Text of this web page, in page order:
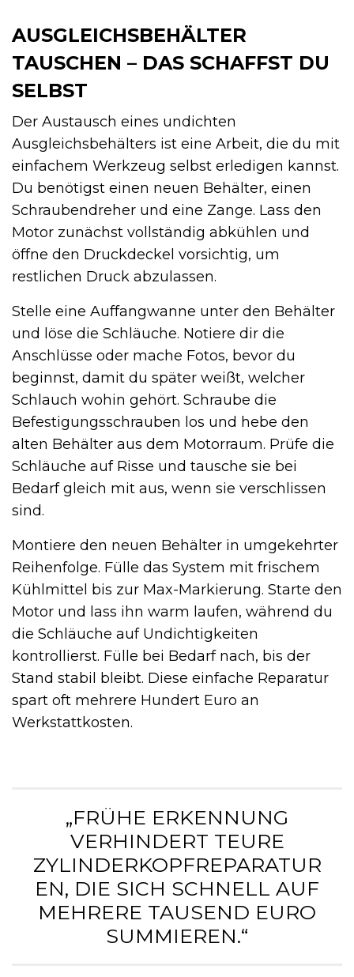
AUSGLEICHSBEHÄLTER
TAUSCHEN – DAS SCHAFFST DU
SELBST
Der Austausch eines undichten
Ausgleichsbehälters ist eine Arbeit, die du mit
einfachem Werkzeug selbst erledigen kannst.
Du benötigst einen neuen Behälter, einen
Schraubendreher und eine Zange. Lass den
Motor zunächst vollständig abkühlen und
öffne den Druckdeckel vorsichtig, um
restlichen Druck abzulassen.
Stelle eine Auffangwanne unter den Behälter
und löse die Schläuche. Notiere dir die
Anschlüsse oder mache Fotos, bevor du
beginnst, damit du später weißt, welcher
Schlauch wohin gehört. Schraube die
Befestigungsschrauben los und hebe den
alten Behälter aus dem Motorraum. Prüfe die
Schläuche auf Risse und tausche sie bei
Bedarf gleich mit aus, wenn sie verschlissen
sind.
Montiere den neuen Behälter in umgekehrter
Reihenfolge. Fülle das System mit frischem
Kühlmittel bis zur Max-Markierung. Starte den
Motor und lass ihn warm laufen, während du
die Schläuche auf Undichtigkeiten
kontrollierst. Fülle bei Bedarf nach, bis der
Stand stabil bleibt. Diese einfache Reparatur
spart oft mehrere Hundert Euro an
Werkstattkosten.
„FRÜHE ERKENNUNG
VERHINDERT TEURE
ZYLINDERKOPFREPARATUR
EN, DIE SICH SCHNELL AUF
MEHRERE TAUSEND EURO
SUMMIEREN.“